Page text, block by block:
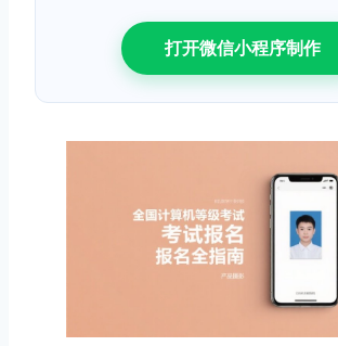
打开微信小程序制作